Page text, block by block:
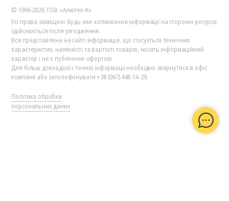
© 1996-2026 ТОВ «Алютех‑К»
Усі права захищені. Будь-яке копіювання інформації на сторонні ресурси
здійснюється після узгодження.
Вся представлена на сайті інформація, що стосується технічних
характеристик, наявності та вартості товарів, носить інформаційний
характер і не є публічною офертою.
Для більш докладної і точної інформації необхідно звернутися в офіс
компанії або зателефонувати +38 (067) 448-14-29.
Політика обробки
персональних даних